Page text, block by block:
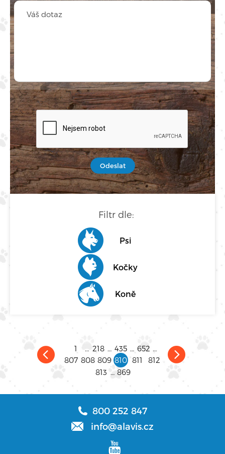
Odeslat
Filtr dle:
Psi
Kočky
Koně
1 218 435 652
807 808 809 810 811
812
813
869
800 252 847
info@alavis.cz